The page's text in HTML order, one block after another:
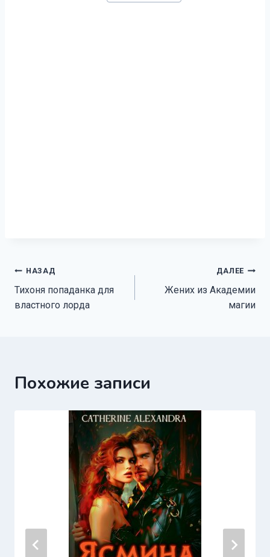
Навигация
по
НАЗАД
Тихоня попаданка для
властного лорда
ДАЛЕЕ
Жених из Академии
магии
Похожие записи